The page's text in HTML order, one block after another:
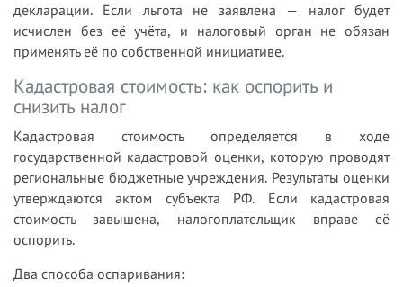
декларации. Если льгота не заявлена — налог будет
исчислен без её учёта, и налоговый орган не обязан
применять её по собственной инициативе.
Кадастровая стоимость: как оспорить и
снизить налог
Кадастровая стоимость определяется в ходе
государственной кадастровой оценки, которую проводят
региональные бюджетные учреждения. Результаты оценки
утверждаются актом субъекта РФ. Если кадастровая
стоимость завышена, налогоплательщик вправе её
оспорить.
Два способа оспаривания: